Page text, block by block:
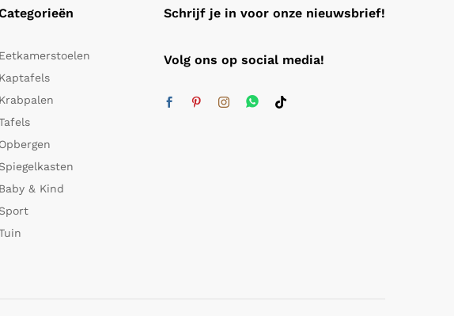
Eetkamerstoelen
Kaptafels
Krabpalen
Opbergen
Spiegelkasten
Baby & Kind
Sport
Schrijf je in voor onze nieuwsbrief!
Volg ons op social media!